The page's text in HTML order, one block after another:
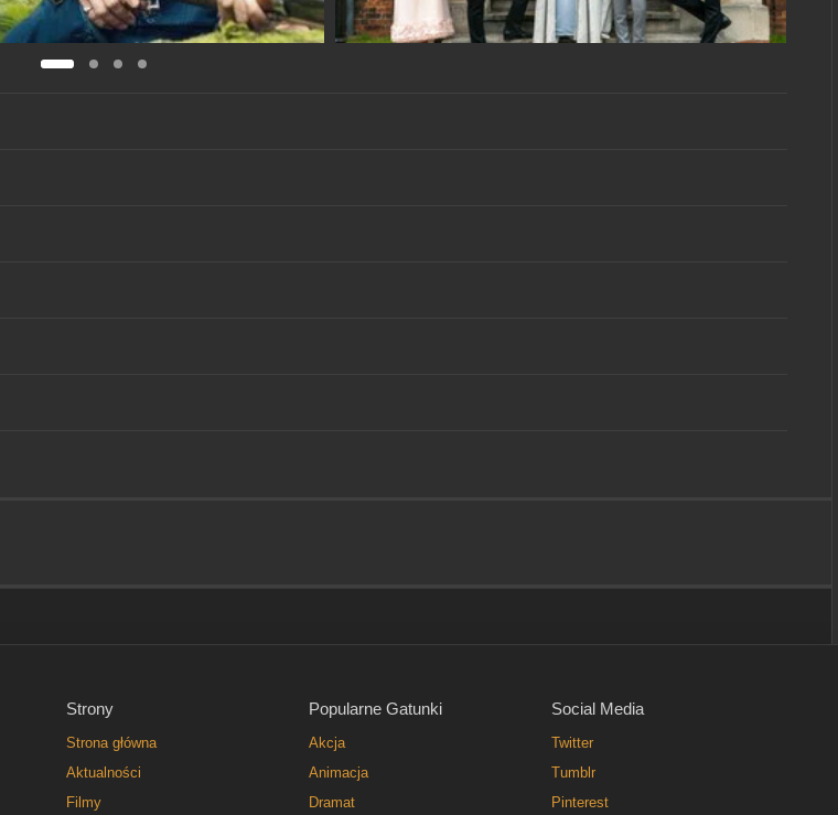
Strony
Strona główna
Aktualności
Filmy
Popularne Gatunki
Akcja
Animacja
Dramat
Social Media
Twitter
Tumblr
Pinterest